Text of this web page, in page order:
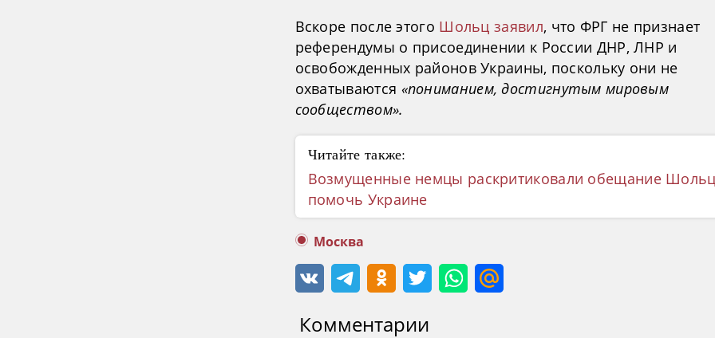
Вскоре после этого Шольц заявил, что ФРГ не признает
референдумы о присоединении к России ДНР, ЛНР и
освобожденных районов Украины, поскольку они не
охватываются «пониманием, достигнутым мировым
сообществом».
Читайте также:
Возмущенные немцы раскритиковали обещание
помочь Украине
Москва
Комментарии